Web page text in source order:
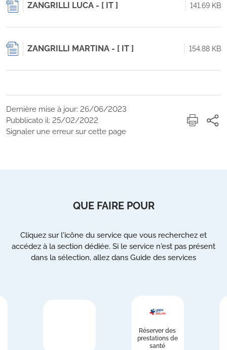
ZANGRILLI LUCA - [ IT ] 141.69 KB
ZANGRILLI MARTINA - [ IT ] 154.88 KB
Dernière mise à jour: 26/06/2023
Pubblicato il: 25/02/2022
Signaler une erreur sur cette page
QUE FAIRE POUR
Cliquez sur l'icône du service que vous recherchez et
accédez à la section dédiée. Si le service n'est pas présent
dans la sélection, allez dans Guide des services
Réserver des
prestations de
santé